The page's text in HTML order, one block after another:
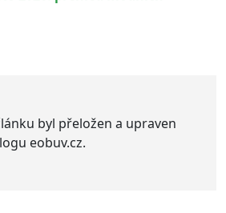
byl přeložen a upraven
eobuv.cz.